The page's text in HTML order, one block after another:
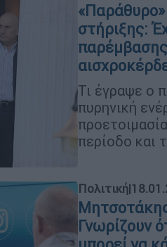
στήριξης:
Τι έγραψε ο
πυρηνική
περίοδο και
Πολιτική|
Γνωρίζουν